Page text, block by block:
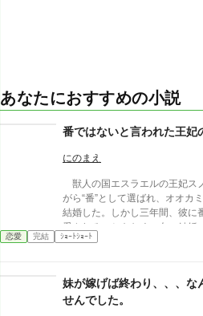
あなたにおすすめの小説
番ではないと言われた王妃
にのまえ
獣人の国エスラエルの王妃ス
がら“番”として選ばれ、オオカ
結婚した。しかし三年間、彼に
愛されることもなく、白い結婚
る。 それでも王妃として国に尽くしてきたスノー
たスノーは離縁を決意し、国を去
かしその道中、レイアー嬢の実
恋愛 完結 ｼｮｰﾄｼｮｰﾄ
妹が嫁げば終わり、、、な
せんでした。